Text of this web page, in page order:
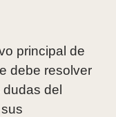
principal de
debe resolver
del